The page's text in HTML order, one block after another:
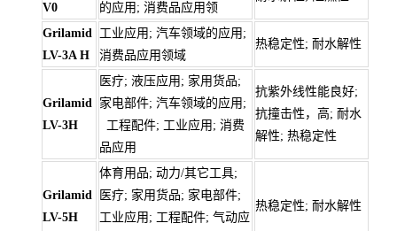
V0
的应用; 消费品应用领
Grilamid
LV-3A H
工业应用; 汽车领域的应用;
消费品应用领域
热稳定性; 耐水解性
Grilamid
LV-3H
医疗; 液压应用; 家用货品;
家电部件; 汽车领域的应用;
工程配件; 工业应用; 消费
品应用
抗紫外线性能良好;
抗撞击性，高; 耐水
解性; 热稳定性
Grilamid
LV-5H
体育用品; 动力/其它工具;
医疗; 家用货品; 家电部件;
工业应用; 工程配件; 气动应
热稳定性; 耐水解性